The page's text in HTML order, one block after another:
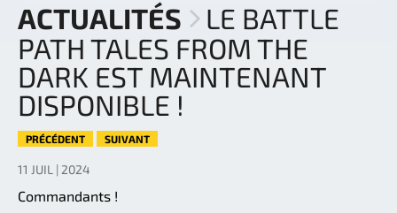
ACTUALITÉS
LE BATTLE
PATH TALES FROM THE
DARK EST MAINTENANT
DISPONIBLE !
PRÉCÉDENT SUIVANT
11 JUIL | 2024
Commandants !